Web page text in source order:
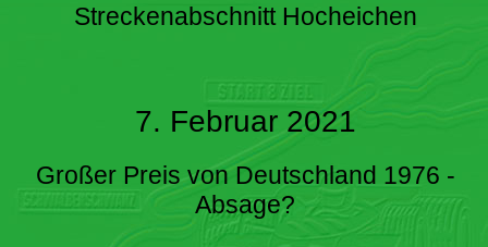
Streckenabschnitt Hocheichen
7. Februar 2021
Großer Preis von Deutschland 1976 -
Absage?